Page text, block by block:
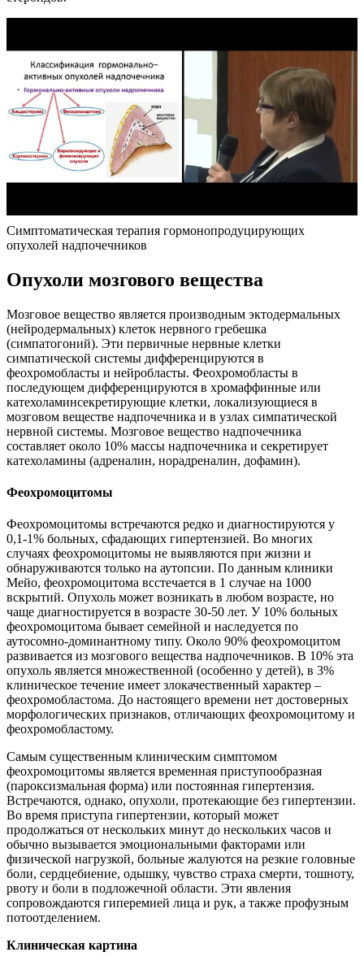
Симптоматическая терапия гормонопродуцирующих
опухолей надпочечников
Опухоли мозгового вещества
Мозговое вещество является производным эктодермальных
(нейродермальных) клеток нервного гребешка
(симпатогоний). Эти первичные нервные клетки
симпатической системы дифференцируются в
феохромобласты и нейробласты. Феохромобласты в
последующем дифференцируются в хромаффинные или
катехоламинсекретирующие клетки, локализующиеся в
мозговом веществе надпочечника и в узлах симпатической
нервной системы. Мозговое вещество надпочечника
составляет около 10% массы надпочечника и секретирует
катехоламины (адреналин, норадреналин, дофамин).
Феохромоцитомы
Феохромоцитомы встречаются редко и диагностируются у
0,1-1% больных, сфадающих гипертензией. Во многих
случаях феохромоцитомы не выявляются при жизни и
обнаруживаются только на аутопсии. По данным клиники
Мейо, феохромоцитома всстечается в 1 случае на 1000
вскрытий. Опухоль может возникать в любом возрасте, но
чаще диагностируется в возрасте 30-50 лет. У 10% больных
феохромоцитома бывает семейной и наследуется по
аутосомно-доминантному типу. Около 90% феохромоцитом
развивается из мозгового вещества надпочечников. В 10% эта
опухоль является множественной (особенно у детей), в 3%
клиническое течение имеет злокачественный характер –
феохромобластома. До настоящего времени нет достоверных
морфологических признаков, отличающих феохромоцитому и
феохромобластому.
Самым существенным клиническим симптомом
феохромоцитомы является временная приступообразная
(пароксизмальная форма) или постоянная гипертензия.
Встречаются, однако, опухоли, протекающие без гипертензии.
Во время приступа гипертензии, который может
продолжаться от нескольких минут до нескольких часов и
обычно вызывается эмоциональными факторами или
физической нагрузкой, больные жалуются на резкие головные
боли, сердцебиение, одышку, чувство страха смерти, тошноту,
рвоту и боли в подложечной области. Эти явления
сопровождаются гиперемией лица и рук, а также профузным
потоотделением.
Клиническая картина